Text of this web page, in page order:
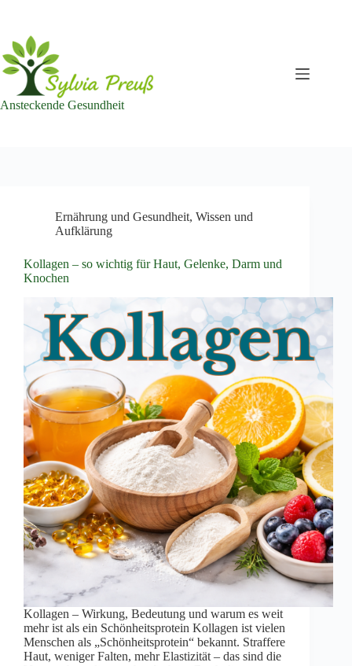
springen
Ansteckende Gesundheit
Ernährung und Gesundheit, Wissen und
Aufklärung
Kollagen – so wichtig für Haut, Gelenke, Darm und
Knochen
Kollagen – Wirkung, Bedeutung und warum es weit
mehr ist als ein Schönheitsprotein Kollagen ist vielen
Menschen als „Schönheitsprotein“ bekannt. Straffere
Haut, weniger Falten, mehr Elastizität – das sind die